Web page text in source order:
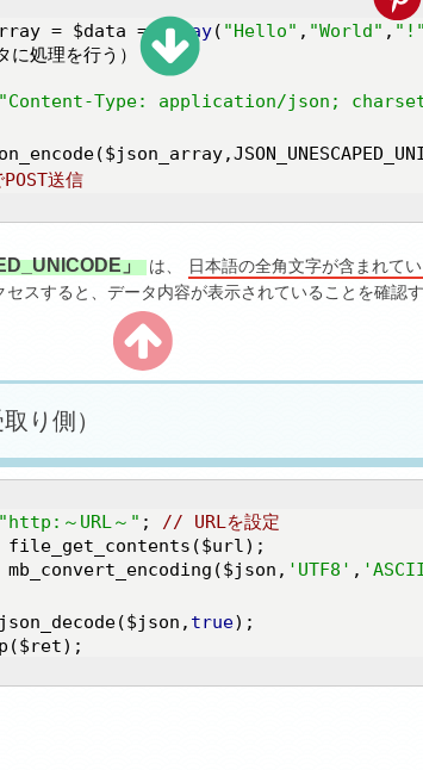
= $data =
array( "Hello" , "World" , "!"
"Content-Type: application/json;
送信
」 は、 日本語の全角文字が含まれて
スすると、データ内容が表示されていることを確認す
り側）
"http:～URL～" ; // URLを設定
mb_convert_encoding($json,
'UTF8' ,
true);